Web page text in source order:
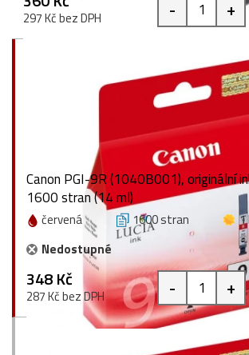
297 Kč bez DPH - +
Canon PGI-9R (1040B001), originální
1600 stran (14 ml)
červená 1600 stran
1
Nedostupné
348 Kč
287 Kč bez DPH - +